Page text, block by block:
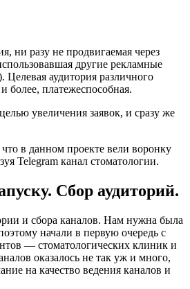
ни разу не продвигаемая через
другие рекламные
аудитория различного
более, платежеспособная.
увеличения заявок, и сразу же
в данном проекте вели воронку
Telegram канал стоматологии.
Сбор аудиторий.
и сбора каналов. Нам нужна была
начали в первую очередь с
— стоматологических клиник и
оказалось не так уж и много,
на качество ведения каналов и